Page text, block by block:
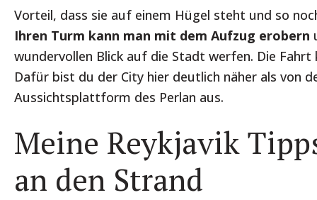
Vorteil, dass sie auf einem Hügel steht und so
Ihren Turm kann man mit dem Aufzug erobern
wundervollen Blick auf die Stadt werfen. Die Fahrt
Dafür bist du der City hier deutlich näher als von
Aussichtsplattform des Perlan aus.
Meine Reykjavik
an den Strand